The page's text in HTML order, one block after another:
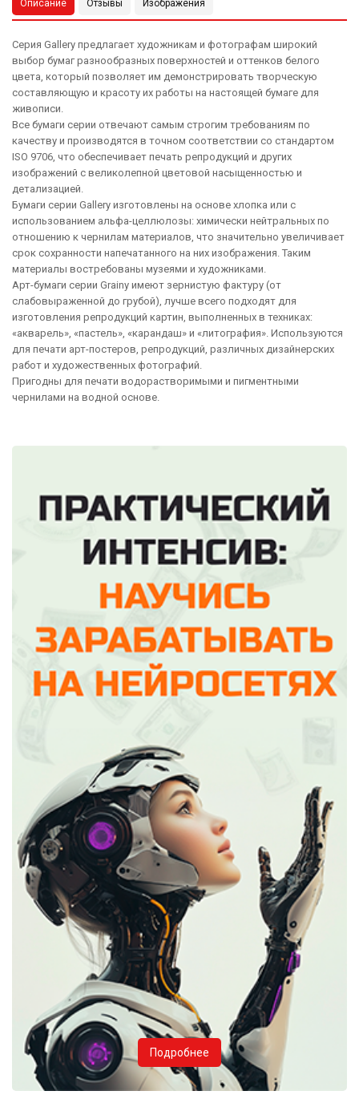
Описание Отзывы Изображения
Серия Gallery предлагает художникам и фотографам широкий
выбор бумаг разнообразных поверхностей и оттенков белого
цвета, который позволяет им демонстрировать творческую
составляющую и красоту их работы на настоящей бумаге для
живописи.
Все бумаги серии отвечают самым строгим требованиям по
качеству и производятся в точном соответствии со стандартом
ISO 9706, что обеспечивает печать репродукций и других
изображений с великолепной цветовой насыщенностью и
детализацией.
Бумаги серии Gallery изготовлены на основе хлопка или с
использованием альфа-целлюлозы: химически нейтральных по
отношению к чернилам материалов, что значительно увеличивает
срок сохранности напечатанного на них изображения. Таким
материалы востребованы музеями и художниками.
Арт-бумаги серии Grainy имеют зернистую фактуру (от
слабовыраженной до грубой), лучше всего подходят для
изготовления репродукций картин, выполненных в техниках:
«акварель», «пастель», «карандаш» и «литография». Используются
для печати арт-постеров, репродукций, различных дизайнерских
работ и художественных фотографий.
Пригодны для печати водорастворимыми и пигментными
чернилами на водной основе.
Подробнее